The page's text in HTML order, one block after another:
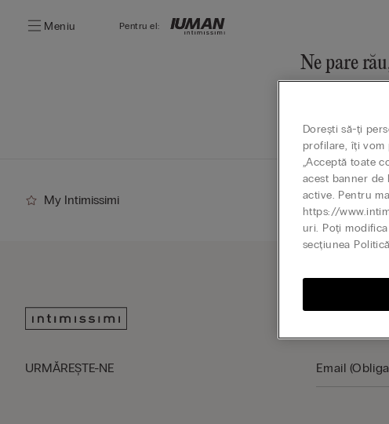
Meniu Pentru el:
Ne pare
Mergi la
My Intimissimi
URMĂREŞTE-NE
Dorești să-ți
profilare, îți vom
„Acceptă toate
acest banner
active. Pentru
https://
uri. Poți
secțiunea